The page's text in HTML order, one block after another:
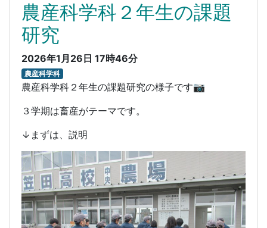
農産科学科２年生の課題
研究
2026年1月26日 17時46分
農産科学科
農産科学科２年生の課題研究の様子です📷
３学期は畜産がテーマです。
↓まずは、説明